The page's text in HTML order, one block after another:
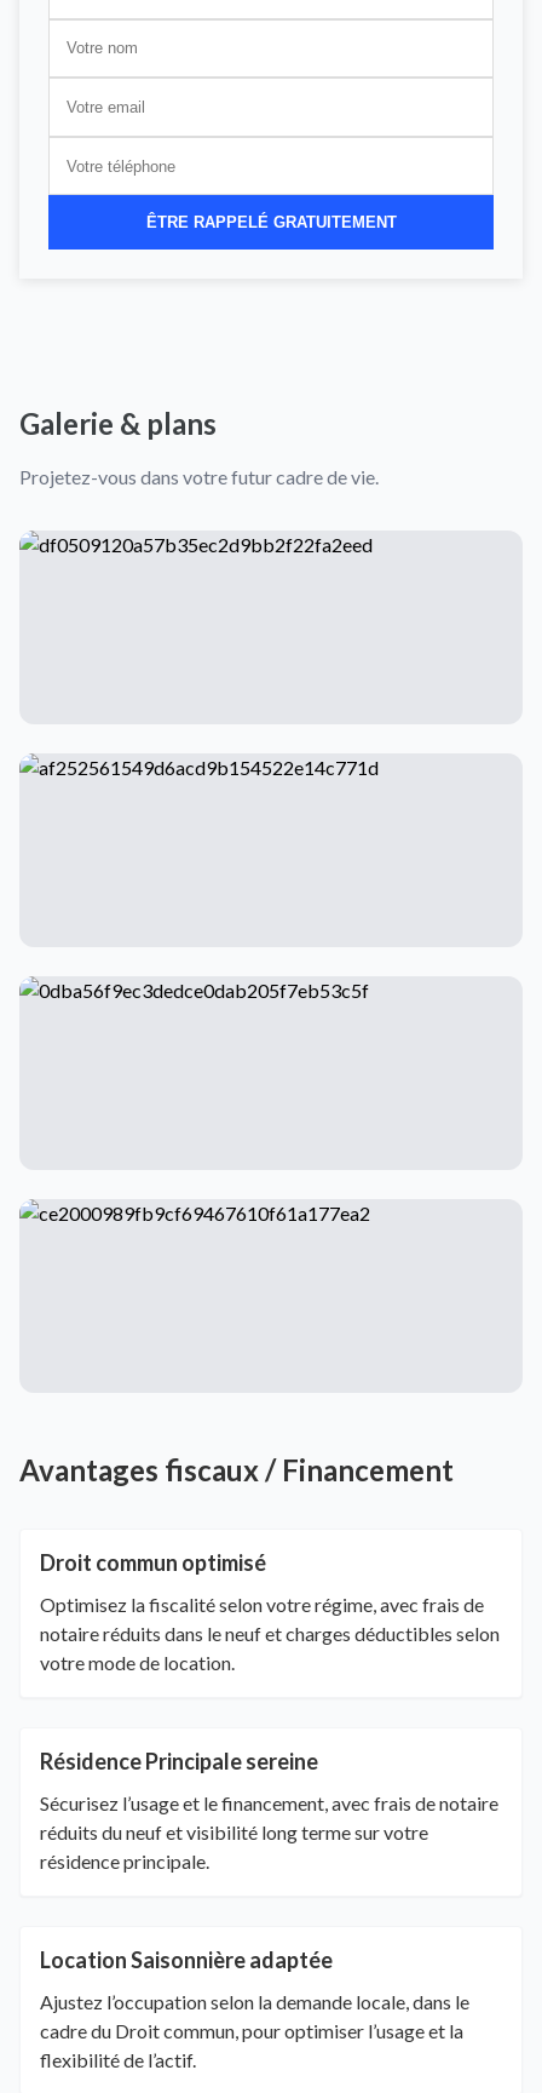
ÊTRE RAPPELÉ GRATUITEMENT
Galerie & plans
Projetez-vous dans votre futur cadre de vie.
Avantages fiscaux / Financement
Droit commun optimisé
Optimisez la fiscalité selon votre régime, avec frais de
notaire réduits dans le neuf et charges déductibles selon
votre mode de location.
Résidence Principale sereine
Sécurisez l’usage et le financement, avec frais de notaire
réduits du neuf et visibilité long terme sur votre
résidence principale.
Location Saisonnière adaptée
Ajustez l’occupation selon la demande locale, dans le
cadre du Droit commun, pour optimiser l’usage et la
flexibilité de l’actif.